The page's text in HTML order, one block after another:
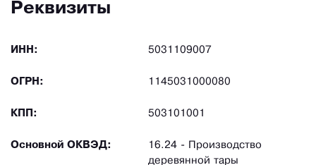
Реквизиты
ИНН: 5031109007
ОГРН: 1145031000080
КПП: 503101001
Основной ОКВЭД:
16.24 - Производство
деревянной тары